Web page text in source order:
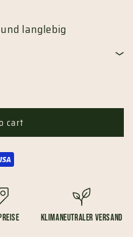
langlebig
cart
Klimaneutraler Versand